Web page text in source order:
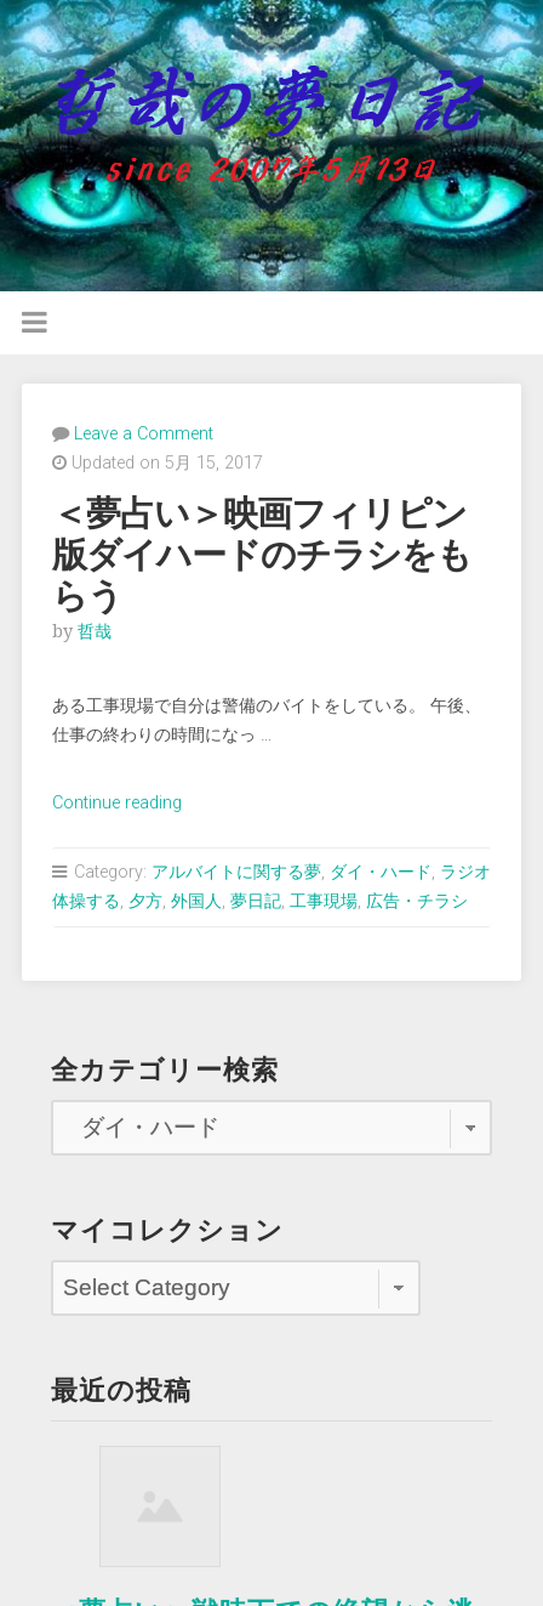
Leave a Comment
Updated on 5月 15, 2017
＜夢占い＞映画フィリピン
版ダイハードのチラシをも
らう
by 哲哉
ある工事現場で自分は警備のバイトをしている。 午後、
仕事の終わりの時間になっ …
Continue reading“＜
い
画
リ
ン
版
ハ
ー
ド
ラ
Category: アルバイトに関する夢, ダイ・ハード, ラジオ
体操する, 夕方, 外国人, 夢日記, 工事現場, 広告・チラシ
全カテゴリー検索
マイコレクション
最近の投稿